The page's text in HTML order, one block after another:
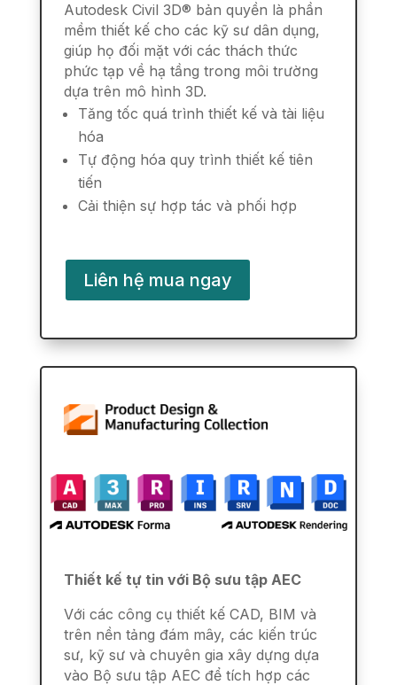
Autodesk Civil 3D® bản quyền là phần
mềm thiết kế cho các kỹ sư dân dụng,
giúp họ đối mặt với các thách thức
phức tạp về hạ tầng trong môi trường
dựa trên mô hình 3D.
Tăng tốc quá trình thiết kế và tài liệu
hóa
Tự động hóa quy trình thiết kế tiên
tiến
Cải thiện sự hợp tác và phối hợp
Liên hệ mua ngay
Thiết kế tự tin với Bộ sưu tập AEC
Với các công cụ thiết kế CAD, BIM và
trên nền tảng đám mây, các kiến trúc
sư, kỹ sư và chuyên gia xây dựng dựa
vào Bộ sưu tập AEC để tích hợp các